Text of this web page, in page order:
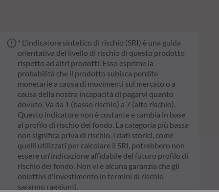
* L'indicatore sintetico di rischio (SRI) è una guida
orientativa del livello di rischio di questo prodotto
rispetto ad altri prodotti. Esso esprime la
probabilità che il prodotto subisca perdite
monetarie a causa di movimenti sul mercato o a
causa della nostra incapacità di pagarvi quanto
dovuto. Va da 1 (basso rischio) a 7 (alto rischio).
Questo indicatore non è costante e cambia in base
al profilo di rischio del fondo. La categoria più bassa
non significa priva di rischio. I dati storici, come
quelli utilizzati per calcolare il SRI, potrebbero non
essere un'indicazione affidabile del futuro profilo di
rischio del fondo. Non vi è alcuna garanzia che gli
obiettivi d'investimento in termini di rischio
saranno raggiunti.